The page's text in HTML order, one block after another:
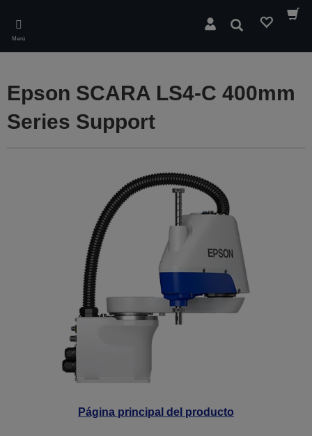
main
content
Menú
Buscar
Página principal del producto
Epson SCARA LS4-C 400mm
Series Support